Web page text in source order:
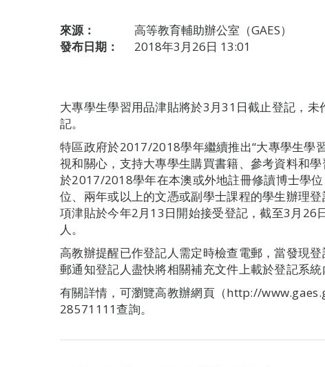
來源：
高等教育輔助辦公室（GAES）
發布日期：
2018年3月26日 13:01
大專學生學習用品津貼將於3月31日截止登記，
記。
特區政府於2017/2018學年繼續推出“大專學生學
視和關心，支持大專學生購買書籍、參考資料和
於2017/2018學年在本澳或外地註冊修讀博士學
位、兩年或以上的文憑或副學士課程的學生辦理
項津貼於今年2月13日開始接受登記，截至3月26
人。
高教辦提醒已作登記人需定時檢查電郵，當發現
郵通知登記人盡快將相關補充文件上載於登記系統
有關詳情，可瀏覽高教辦網頁（http://
28571111查詢。